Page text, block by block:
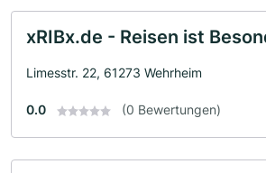
xRIBx.de - Reisen ist
Limesstr. 22, 61273 Wehrheim
0.0 (0 Bewertungen)